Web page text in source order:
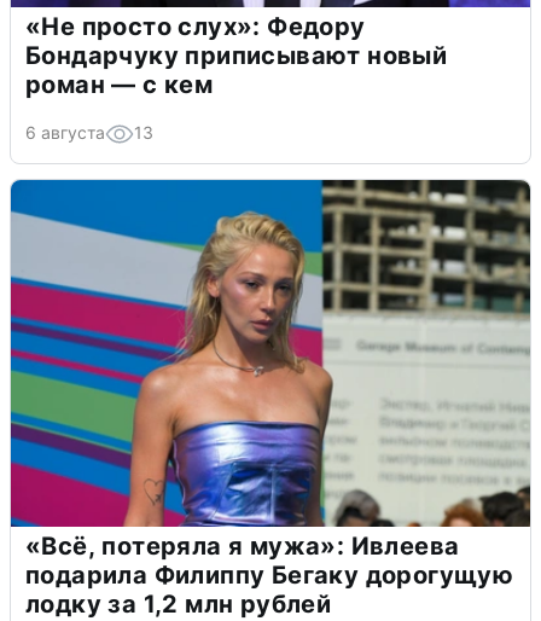
«Не просто слух»: Федору
Бондарчуку приписывают новый
роман — с кем
6 августа 13
«Всё, потеряла я мужа»: Ивлеева
подарила Филиппу Бегаку дорогущую
лодку за 1,2 млн рублей